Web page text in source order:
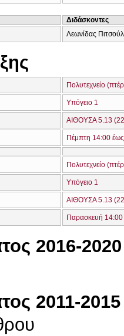
Διδάσκοντες
Λεωνίδας
Πολυτεχνείο
Υπόγειο 1
ΑΙΘΟΥΣΑ 5.13
Πέμπτη 14:00
Πολυτεχνείο
Υπόγειο 1
ΑΙΘΟΥΣΑ 5.13
Παρασκευή
2016-2020
2011-2015